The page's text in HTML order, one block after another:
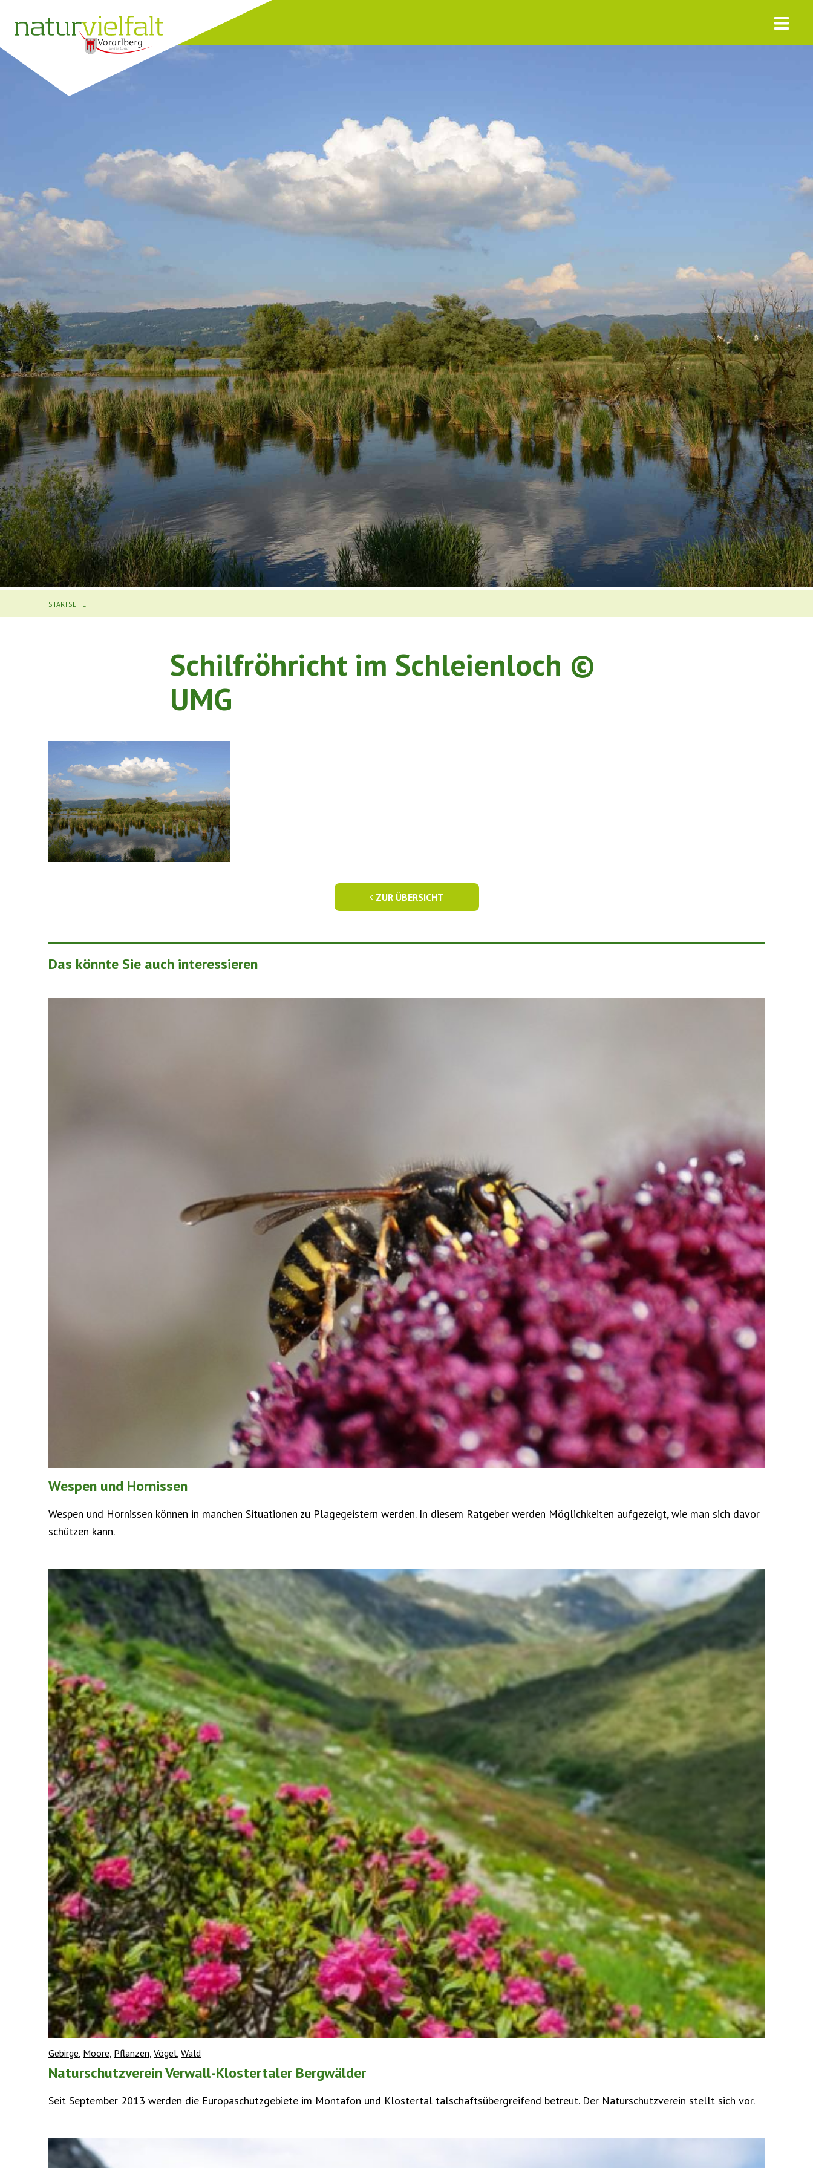
STARTSEITE
Schilfröhricht im Schleienloch ©
UMG
ZUR ÜBERSICHT
Das könnte Sie auch interessieren
Wespen und Hornissen
Wespen und Hornissen können in manchen Situationen zu Plagegeistern werden. In diesem Ratgeber werden Möglichkeiten aufgezeigt, wie man sich davor
schützen kann.
Gebirge, Moore, Pflanzen, Vögel, Wald
Naturschutzverein Verwall-Klostertaler Bergwälder
Seit September 2013 werden die Europaschutzgebiete im Montafon und Klostertal talschaftsübergreifend betreut. Der Naturschutzverein stellt sich vor.